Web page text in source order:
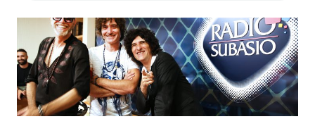
Subasio Per Un’Ora D’Amore
Video
Foto
Speciali